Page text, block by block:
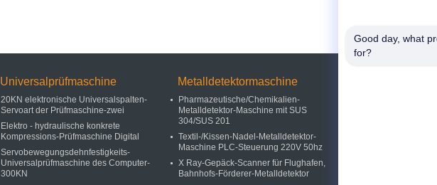
Universalprüfmaschine
20KN elektronische Universalspalten-
Servoart der Prüfmaschine-zwei
Elektro - hydraulische konkrete
Kompressions-Prüfmaschine Digital
Servobewegungsdehnfestigkeits-
Universalprüfmaschine des Computer-
300KN
Metalldetektormaschine
Pharmazeutische/Chemikalien-
Metalldetektor-Maschine mit SUS
304/SUS 201
Textil-/Kissen-Nadel-Metalldetektor-
Maschine PLC-Steuerung 220V 50hz
X Ray-Gepäck-Scanner für Flughafen,
Bahnhofs-Förderer-Metalldetektor
Good day, what
for?